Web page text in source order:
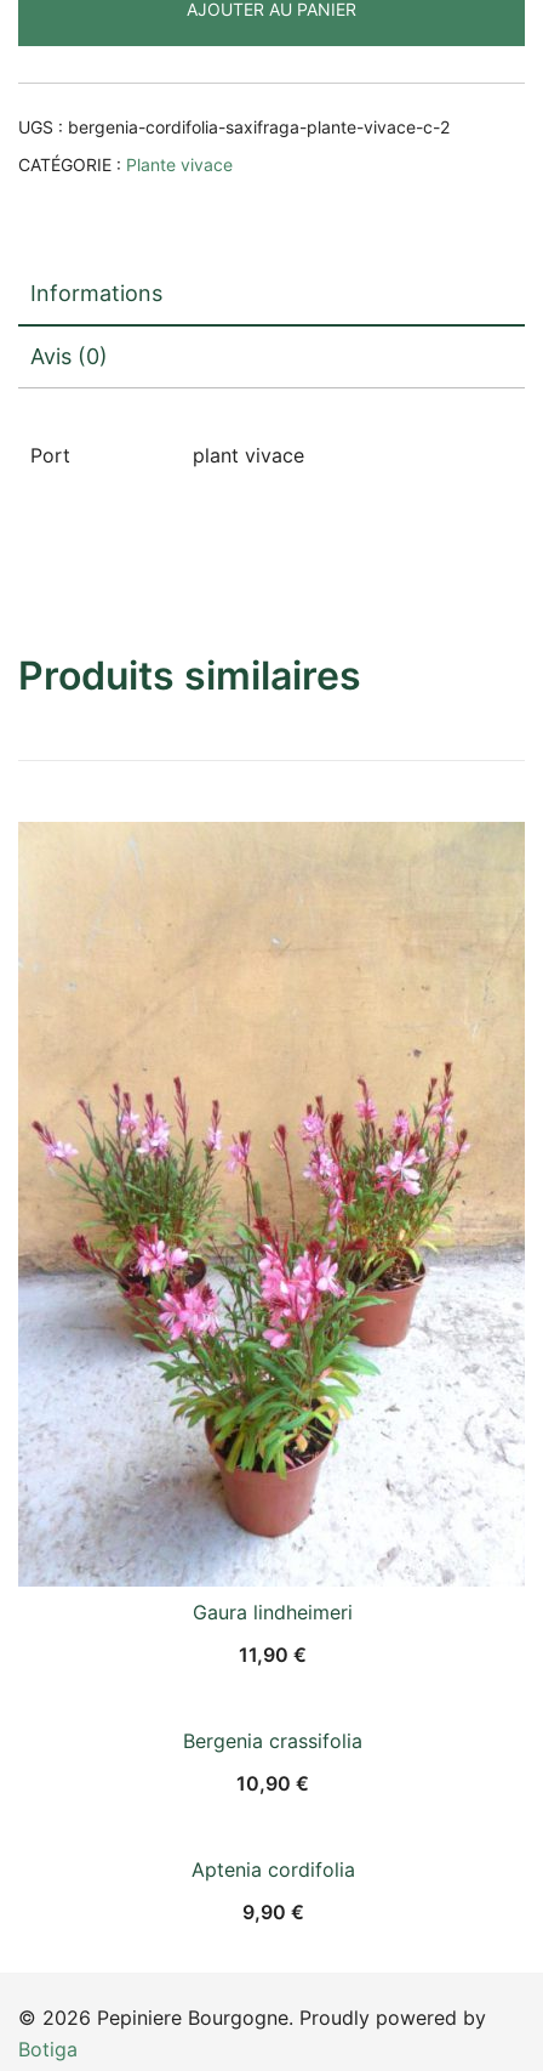
(saxifraga)
AJOUTER AU PANIER
UGS : bergenia-cordifolia-saxifraga-plante-vivace-c-2
CATÉGORIE : Plante vivace
Informations
Avis (0)
Port plant vivace
Produits similaires
Gaura lindheimeri
11,90 €
Bergenia crassifolia
10,90 €
Aptenia cordifolia
9,90 €
© 2026 Pepiniere Bourgogne. Proudly powered by
Botiga